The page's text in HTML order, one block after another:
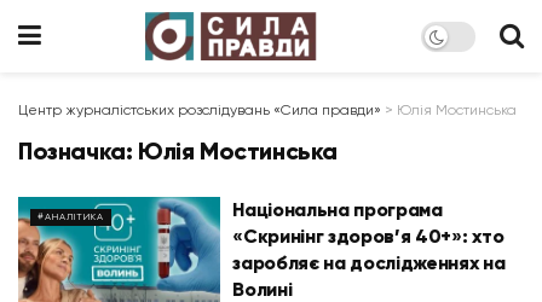
Центр журналістських розслідувань «Сила правди» > Юлія Мостинська
Позначка: Юлія Мостинська
#АНАЛІТИКА
Національна програма
«Скринінг здоров’я 40+»: хто
заробляє на дослідженнях на
Волині